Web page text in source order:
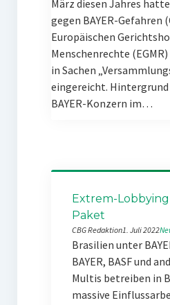
März diesen Jahres
gegen BAYER-Gefahren
Europäischen
Menschenrechte
in Sachen
eingereicht. Hintergrund
BAYER-Konzern im…
Extrem-
Paket
CBG Redaktion1. Juli 2022
Brasilien unter
BAYER, BASF und
Multis betreiben in
massive